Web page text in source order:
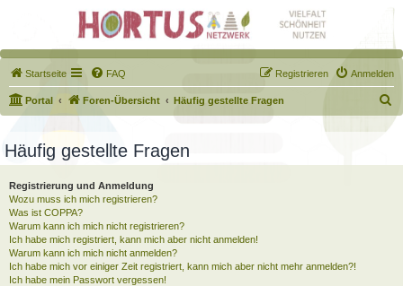
Startseite FAQ Anmelden
Registrieren
Portal Foren-Übersicht Häufig gestellte Fragen
u
h
Häufig gestellte Fragen
Registrierung und Anmeldung
Wozu muss ich mich registrieren?
Was ist COPPA?
Warum kann ich mich nicht registrieren?
Ich habe mich registriert, kann mich aber nicht anmelden!
Warum kann ich mich nicht anmelden?
Ich habe mich vor einiger Zeit registriert, kann mich aber nicht mehr anmelden?!
Ich habe mein Passwort vergessen!